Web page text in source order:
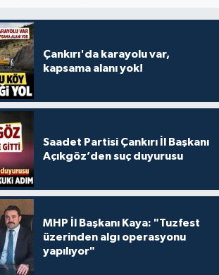
Çankırı'da karayolu var,
kapsama alanı yok!
Saadet Partisi Çankırı İl Başkanı
Açıkgöz’den suç duyurusu
MHP İl Başkanı Kaya: "Tuzfest
üzerinden algı operasyonu
yapılıyor"